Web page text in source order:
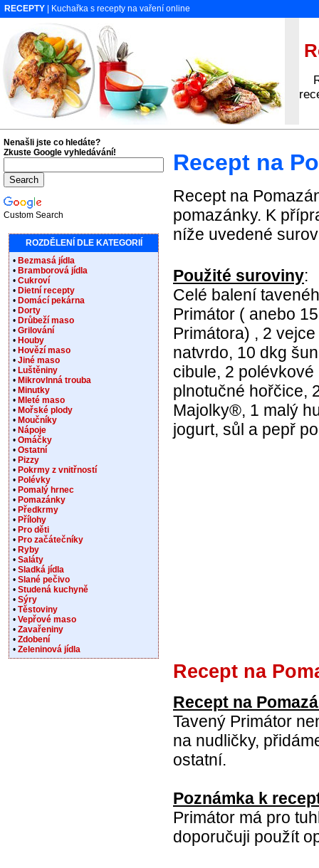
RECEPTY | Kuchařka s recepty na vaření online
Recept na
Recept na
pomazánky. K
níže uvedené
Použité suroviny:
Celé balení
Primátor ( anebo
Primátora) , 2
natvrdo, 10 dkg
cibule, 2 polévkové
plnotučné hořčice,
Majolky®, 1 malý
jogurt, sůl a pepř
Recept na
Recept na
Tavený Primátor
na nudličky,
ostatní.
Poznámka k
Primátor má pro
doporučuji použít
Nenašli jste co hledáte?
Zkuste Google vyhledávání!
Custom Search
ROZDĚLENÍ DLE KATEGORIÍ
• Bezmasá jídla
• Bramborová jídla
• Cukroví
• Dietní recepty
• Domácí pekárna
• Dorty
• Drůbeží maso
• Grilování
• Houby
• Hovězí maso
• Jiné maso
• Luštěniny
• Mikrovlnná trouba
• Minutky
• Mleté maso
• Mořské plody
• Moučníky
• Nápoje
• Omáčky
• Ostatní
• Pizzy
• Pokrmy z vnitřností
• Polévky
• Pomalý hrnec
• Pomazánky
• Předkrmy
• Přílohy
• Pro děti
• Pro začátečníky
• Ryby
• Saláty
• Sladká jídla
• Slané pečivo
• Studená kuchyně
• Sýry
• Těstoviny
• Vepřové maso
• Zavařeniny
• Zdobení
• Zeleninová jídla